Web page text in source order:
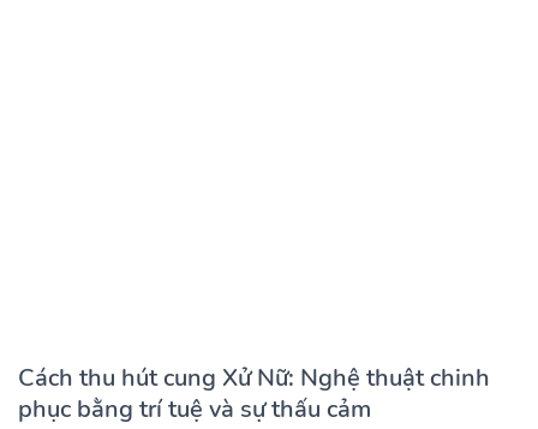
Cách thu hút cung Xử Nữ: Nghệ thuật chinh
phục bằng trí tuệ và sự thấu cảm